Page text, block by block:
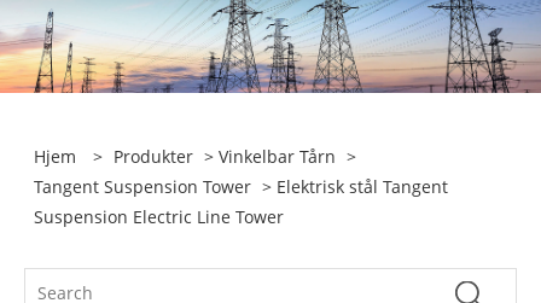
Hjem > Produkter >Vinkelbar Tårn >
Tangent Suspension Tower > Elektrisk stål Tangent
Suspension Electric Line Tower